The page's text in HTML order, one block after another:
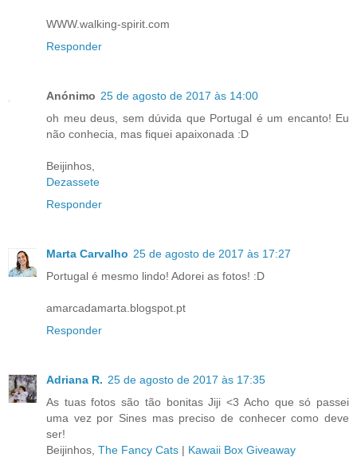
WWW.walking-spirit.com
Responder
Anónimo 25 de agosto de 2017 às 14:00
oh meu deus, sem dúvida que Portugal é um encanto! Eu
não conhecia, mas fiquei apaixonada :D
Beijinhos,
Dezassete
Responder
Marta Carvalho 25 de agosto de 2017 às 17:27
Portugal é mesmo lindo! Adorei as fotos! :D
amarcadamarta.blogspot.pt
Responder
Adriana R. 25 de agosto de 2017 às 17:35
As tuas fotos são tão bonitas Jiji <3 Acho que só passei
uma vez por Sines mas preciso de conhecer como deve
ser!
Beijinhos, The Fancy Cats | Kawaii Box Giveaway